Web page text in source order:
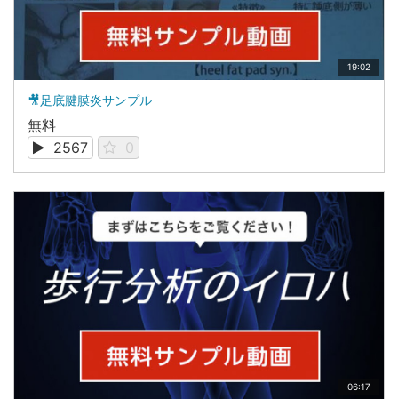
19:02
🎥足底腱膜炎サンプル
無料
2567
0
06:17